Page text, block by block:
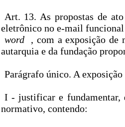
Art. 13. As propostas de
eletrônico no e-mail
word
, com a exposição de
autarquia e da fundação
Parágrafo único. A
I - justificar e fundamentar,
normativo, contendo: